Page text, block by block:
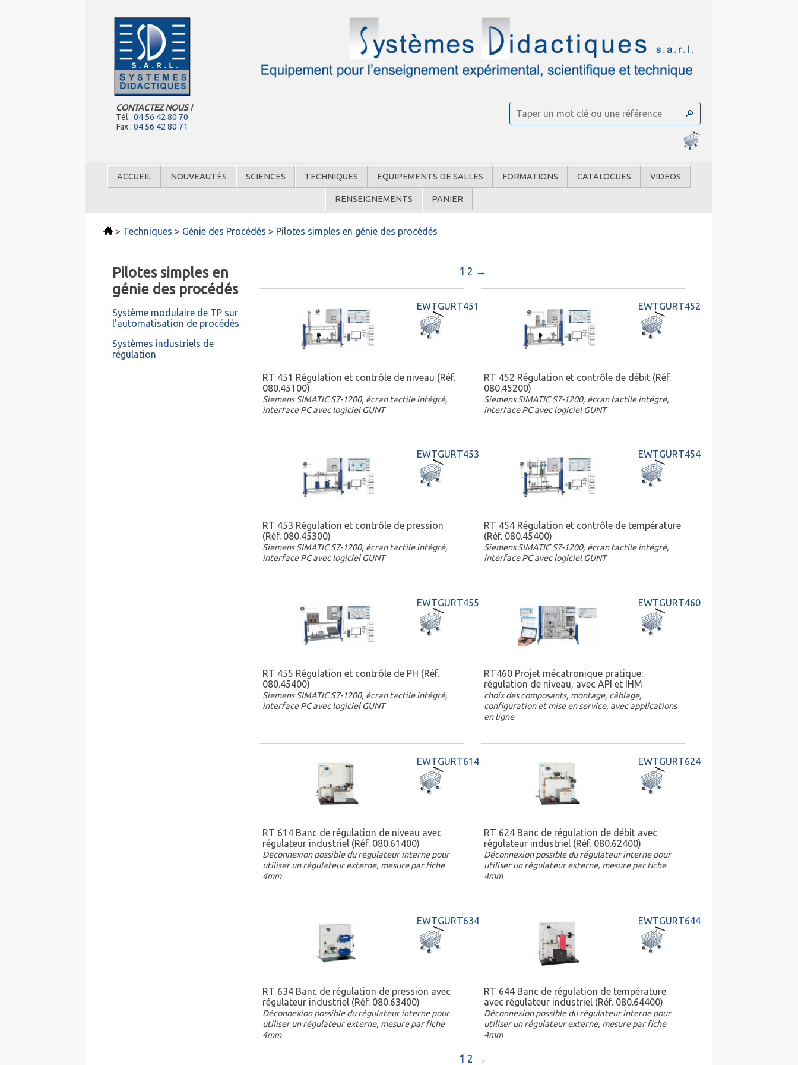
CONTACTEZ NOUS !
Tél : 04 56 42 80 70
Fax : 04 56 42 80 71
ACCUEIL NOUVEAUTÉS SCIENCES TECHNIQUES EQUIPEMENTS DE SALLES FORMATIONS CATALOGUES VIDEOS
RENSEIGNEMENTS PANIER
> Techniques > Génie des Procédés > Pilotes simples en génie des procédés
Pilotes simples en
génie des procédés
Système modulaire de TP sur
l'automatisation de procédés
Systèmes industriels de
régulation
1 2 →
EWTGURT451
RT 451 Régulation et contrôle de niveau (Réf.
080.45100)
Siemens SIMATIC S7-1200, écran tactile intégré,
interface PC avec logiciel GUNT
EWTGURT452
RT 452 Régulation et contrôle de débit (Réf.
080.45200)
Siemens SIMATIC S7-1200, écran tactile intégré,
interface PC avec logiciel GUNT
EWTGURT453
RT 453 Régulation et contrôle de pression
(Réf. 080.45300)
Siemens SIMATIC S7-1200, écran tactile intégré,
interface PC avec logiciel GUNT
EWTGURT454
RT 454 Régulation et contrôle de température
(Réf. 080.45400)
Siemens SIMATIC S7-1200, écran tactile intégré,
interface PC avec logiciel GUNT
EWTGURT455
RT 455 Régulation et contrôle de PH (Réf.
080.45400)
Siemens SIMATIC S7-1200, écran tactile intégré,
interface PC avec logiciel GUNT
EWTGURT460
RT460 Projet mécatronique pratique:
régulation de niveau, avec API et IHM
choix des composants, montage, câblage,
configuration et mise en service, avec applications
en ligne
EWTGURT614
RT 614 Banc de régulation de niveau avec
régulateur industriel (Réf. 080.61400)
Déconnexion possible du régulateur interne pour
utiliser un régulateur externe, mesure par fiche
4mm
EWTGURT624
RT 624 Banc de régulation de débit avec
régulateur industriel (Réf. 080.62400)
Déconnexion possible du régulateur interne pour
utiliser un régulateur externe, mesure par fiche
4mm
EWTGURT634
RT 634 Banc de régulation de pression avec
régulateur industriel (Réf. 080.63400)
Déconnexion possible du régulateur interne pour
utiliser un régulateur externe, mesure par fiche
4mm
EWTGURT644
RT 644 Banc de régulation de température
avec régulateur industriel (Réf. 080.64400)
Déconnexion possible du régulateur interne pour
utiliser un régulateur externe, mesure par fiche
4mm
1 2 →